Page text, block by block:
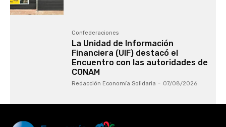
Confederaciones
La Unidad de Información
Financiera (UIF) destacó el
Encuentro con las autoridades de
CONAM
Redacción Economía Solidaria - 07/08/2026